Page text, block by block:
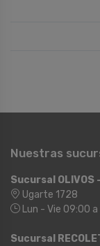
Nuestras
Sucursal OLIVOS
Ugarte 1728
Lun - Vie 09:00
Sucursal